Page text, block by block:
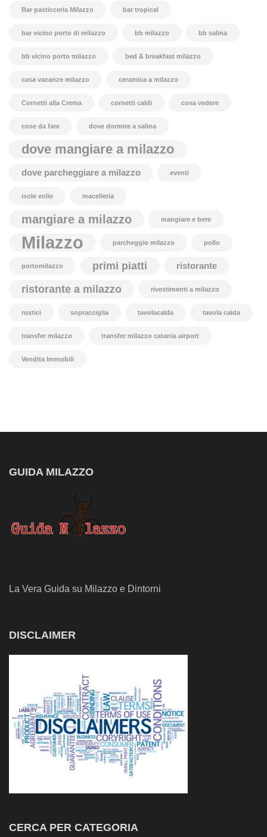
Bar pasticceria Milazzo bar tropical
bar vicino porto di milazzo bb milazzo bb salina
bb vicino porto milazzo bed & breakfast milazzo
casa vacanze milazzo ceramica a milazzo
Cornetti alla Crema cornetti caldi cosa vedere
cose da fare dove dormire a salina
dove mangiare a milazzo
dove parcheggiare a milazzo eventi
isole eolie macelleria
mangiare a milazzo mangiare e bere
Milazzo parcheggio milazzo pollo
portomilazzo primi piatti ristorante
ristorante a milazzo rivestimenti a milazzo
rustici sopracciglia tavolacalda tavola calda
transfer milazzo transfer milazzo catania airport
Vendita Immobili
GUIDA MILAZZO
La Vera Guida su Milazzo e Dintorni
DISCLAIMER
CERCA PER CATEGORIA